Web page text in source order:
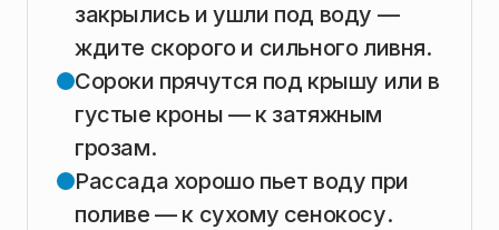
закрылись и ушли под воду —
ждите скорого и сильного ливня.
Сороки прячутся под крышу или в
густые кроны — к затяжным
грозам.
Рассада хорошо пьет воду при
поливе — к сухому сенокосу.